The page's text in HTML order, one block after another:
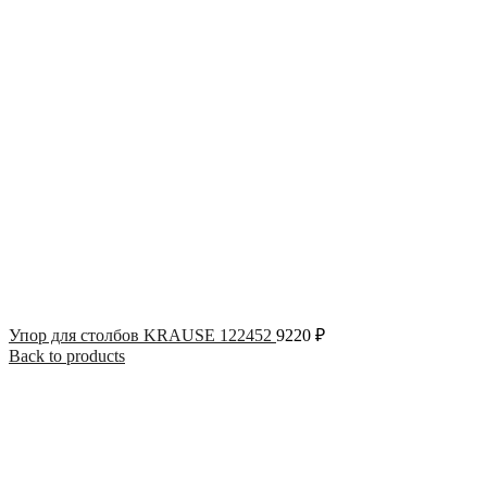
Упор для столбов KRAUSE 122452 9220 ₽
Back to products